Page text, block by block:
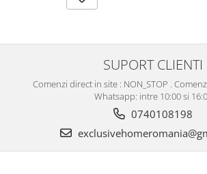
SUPORT CLIENTI
Comenzi direct in site : NON_STOP .
Whatsapp: intre 10:00 si
0740108198